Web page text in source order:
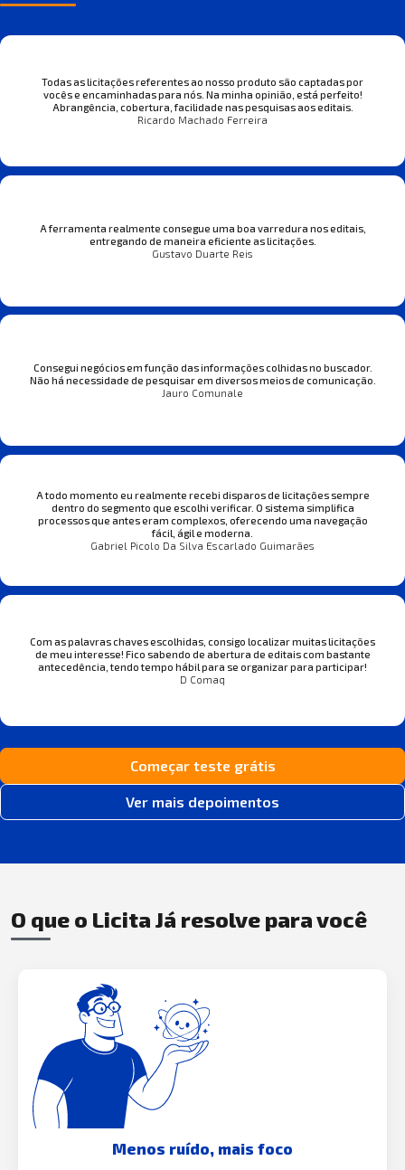
Todas as licitações referentes ao nosso produto são captadas por
vocês e encaminhadas para nós. Na minha opinião, está perfeito!
Abrangência, cobertura, facilidade nas pesquisas aos editais.
Ricardo Machado Ferreira
A ferramenta realmente consegue uma boa varredura nos editais,
entregando de maneira eficiente as licitações.
Gustavo Duarte Reis
Consegui negócios em função das informações colhidas no buscador.
Não há necessidade de pesquisar em diversos meios de comunicação.
Jauro Comunale
A todo momento eu realmente recebi disparos de licitações sempre
dentro do segmento que escolhi verificar. O sistema simplifica
processos que antes eram complexos, oferecendo uma navegação
fácil, ágil e moderna.
Gabriel Picolo Da Silva Escarlado Guimarães
Com as palavras chaves escolhidas, consigo localizar muitas licitações
de meu interesse! Fico sabendo de abertura de editais com bastante
antecedência, tendo tempo hábil para se organizar para participar!
D Comaq
Começar teste grátis
Ver mais depoimentos
O que o Licita Já resolve para você
Menos ruído, mais foco